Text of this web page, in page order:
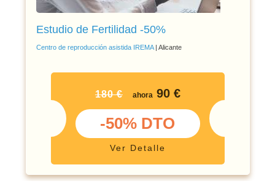
Estudio de Fertilidad -50%
Centro de reproducción asistida IREMA| Alicante
180 € ahora 90 €
-50% DTO
Ver Detalle